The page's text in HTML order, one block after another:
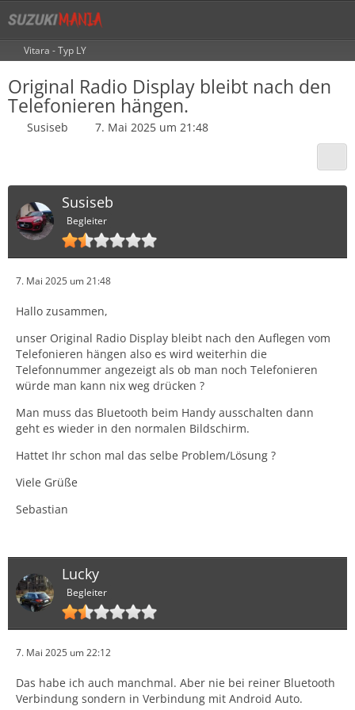
Vitara - Typ LY
Original Radio Display bleibt nach den
Telefonieren hängen.
Susiseb 7. Mai 2025 um 21:48
Susiseb
Begleiter
7. Mai 2025 um 21:48
Hallo zusammen,
unser Original Radio Display bleibt nach den Auflegen vom
Telefonieren hängen also es wird weiterhin die
Telefonnummer angezeigt als ob man noch Telefonieren
würde man kann nix weg drücken ?
Man muss das Bluetooth beim Handy ausschalten dann
geht es wieder in den normalen Bildschirm.
Hattet Ihr schon mal das selbe Problem/Lösung ?
Viele Grüße
Sebastian
Lucky
Begleiter
7. Mai 2025 um 22:12
Das habe ich auch manchmal. Aber nie bei reiner Bluetooth
Verbindung sondern in Verbindung mit Android Auto.